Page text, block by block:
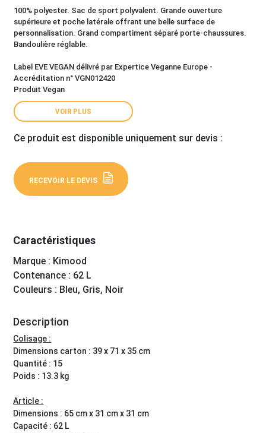
100% polyester. Sac de sport polyvalent. Grande ouverture
supérieure et poche latérale offrant une belle surface de
personnalisation. Grand compartiment séparé porte-chaussures.
Bandoulière réglable.
Label EVE VEGAN délivré par Expertice Veganne Europe -
Accréditation n° VGN012420
Produit Vegan
VOIR PLUS
Ce produit est disponible uniquement sur devis :
RECEVOIR LE DEVIS
Caractéristiques
Marque : Kimood
Contenance : 62 L
Couleurs : Bleu, Gris, Noir
Description
Colisage :
Dimensions carton : 39 x 71 x 35 cm
Quantité : 15
Poids : 13.3 kg
Article :
Dimensions : 65 cm x 31 cm x 31 cm
Capacité : 62 L